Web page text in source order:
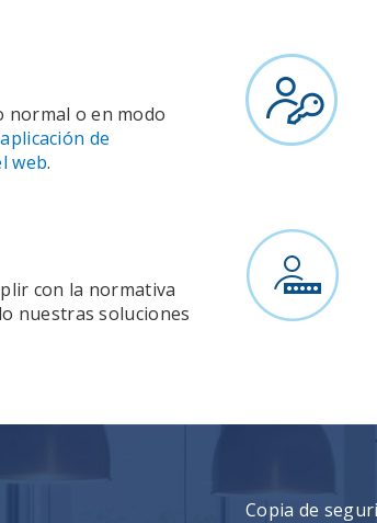
normal o en modo
aplicación de
web.
con la normativa
nuestras soluciones
Copia de